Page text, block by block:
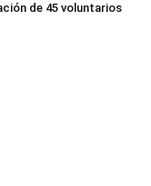
de 45 voluntarios